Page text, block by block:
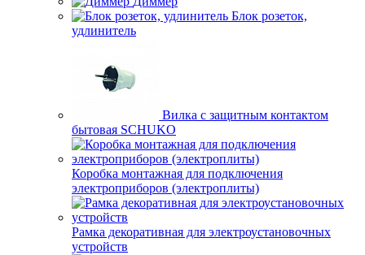
Блок розеток,
удлинитель
Вилка с защитным контактом
бытовая SCHUKO
Коробка монтажная для подключения
электроприборов (электроплиты)
Рамка декоративная для электроустановочных
устройств